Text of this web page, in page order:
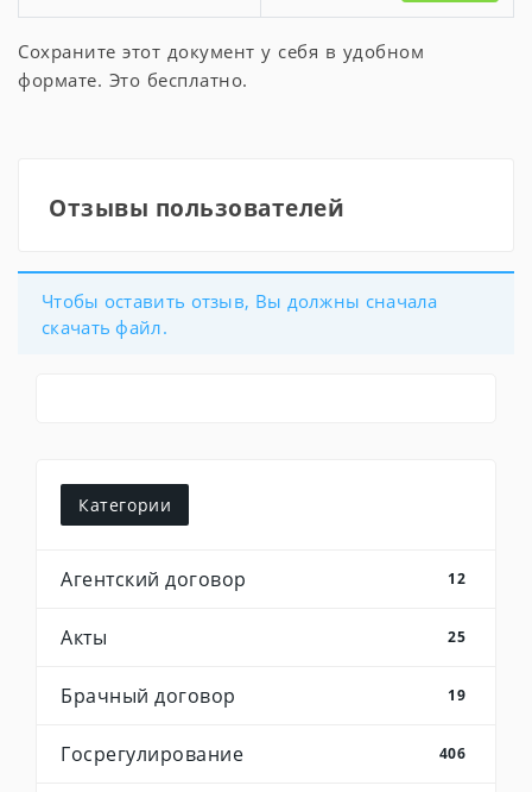
Сохраните этот документ у себя в удобном
формате. Это бесплатно.
Отзывы пользователей
Чтобы оставить отзыв, Вы должны сначала
скачать файл.
Категории
Агентский договор 12
Акты 25
Брачный договор 19
Госрегулирование 406